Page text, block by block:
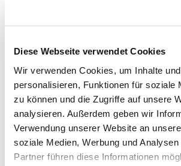
Diese Webseite verwendet Cookies
Wir verwenden Cookies, um Inhalte
personalisieren, Funktionen für soziale
zu können und die Zugriffe auf unsere
analysieren. Außerdem geben wir
Verwendung unserer Website an
soziale Medien, Werbung und
Partner führen diese Informationen